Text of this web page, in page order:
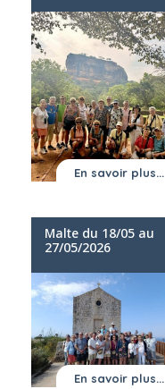
En savoir plus...
Malte du 18/05 au
27/05/2026
En savoir plus...